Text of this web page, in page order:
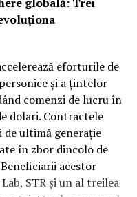
o ecografie sau o
RMN-ul devine util
mai detaliată sau
poate fi indicată
după tratament;
musculară;
de ruptură;
neurologice;
eforturile de
și a țintelor
comenzi de lucru în
dolari. Contractele
de ultimă generație
în zbor dincolo de
acestor
STR și un al treilea